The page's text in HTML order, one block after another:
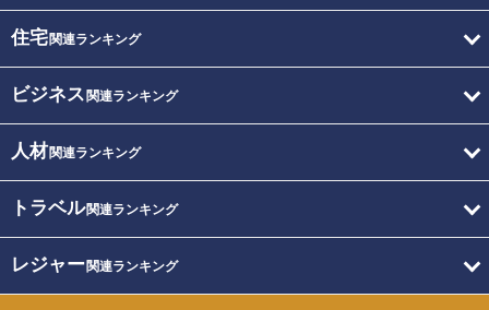
住宅関連ランキング
ビジネス 関連ランキング
人材関連ランキング
トラベル関連ランキング
レジャー関連ランキング